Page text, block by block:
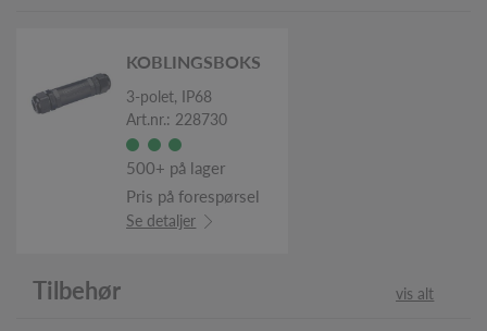
KOBLINGSBOKS
3-polet, IP68
Art.nr.: 228730
500+ på lager
Pris på forespørsel
Se detaljer
Tilbehør vis alt